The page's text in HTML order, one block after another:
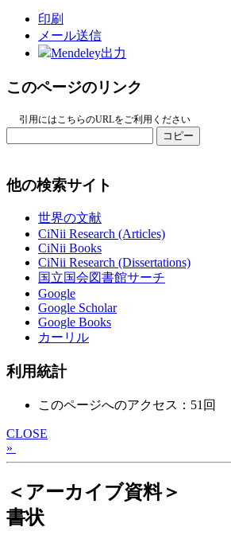
印刷
メール送信
Mendeley出力
このページのリンク
引用にはこちらのURLをご利用ください
コピー
他の検索サイト
世界の文献
CiNii Research (Articles)
CiNii Books
CiNii Research (Dissertations)
国立国会図書館サーチ
Google
Google Scholar
Google Books
カーリル
利用統計
このページへのアクセス：51回
CLOSE
»
＜アーカイブ資料＞
書状